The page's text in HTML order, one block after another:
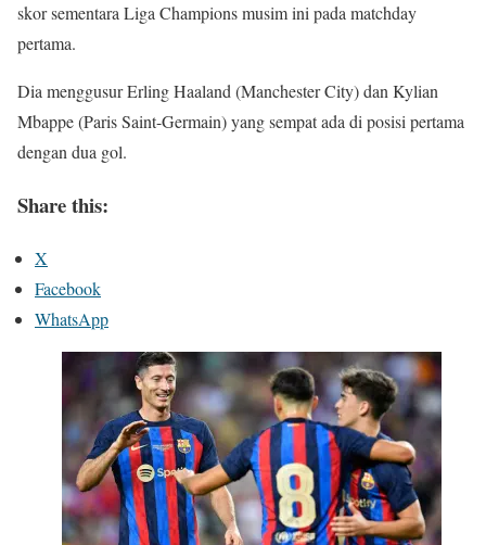
skor sementara Liga Champions musim ini pada matchday
pertama.
Dia menggusur Erling Haaland (Manchester City) dan Kylian
Mbappe (Paris Saint-Germain) yang sempat ada di posisi pertama
dengan dua gol.
Share this:
X
Facebook
WhatsApp